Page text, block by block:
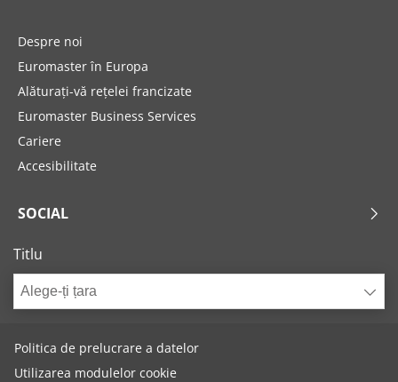
Despre noi
Euromaster în Europa
Alăturați-vă rețelei francizate
Euromaster Business Services
Cariere
Accesibilitate
SOCIAL
Titlu
Alege-ți țara
Politica de prelucrare a datelor
Utilizarea modulelor cookie